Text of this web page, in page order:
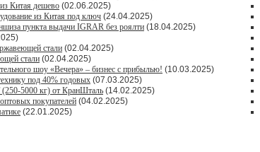
Китая дешево (02.06.2025)
из Китая под ключ (24.04.2025)
пункта выдачи IGRAR без роялти (18.04.2025)
стали (02.04.2025)
стали (02.04.2025)
шоу «Вечера» – бизнес с прибылью! (10.03.2025)
под 40% годовых (07.03.2025)
(250-5000 кг) от КранШталь (14.02.2025)
покупателей (04.02.2025)
(22.01.2025)